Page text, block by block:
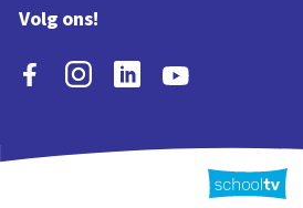
Volg ons!